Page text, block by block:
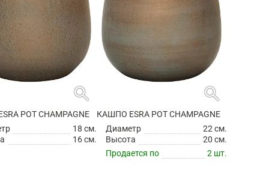
search
POT CHAMPAGNE
18 см.
16 см.
search
КАШПО ESRA POT CHAMPAGNE
Диаметр
22 см.
Высота
20 см.
Продается по
2 шт.